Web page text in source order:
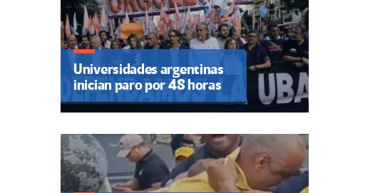
Universidades argentinas
inician paro por 48 horas